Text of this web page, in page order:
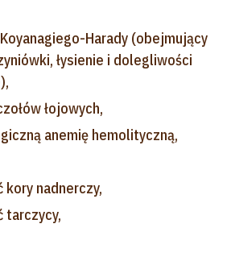
Harady (obejmujący
łysienie i dolegliwości
łojowych,
anemię hemolityczną,
kory nadnerczy,
tarczycy,